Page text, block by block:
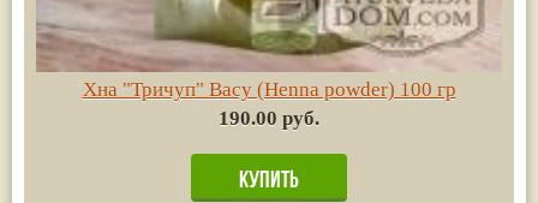
Хна "Тричуп" Васу (Henna powder) 100 гр
190.00 руб.